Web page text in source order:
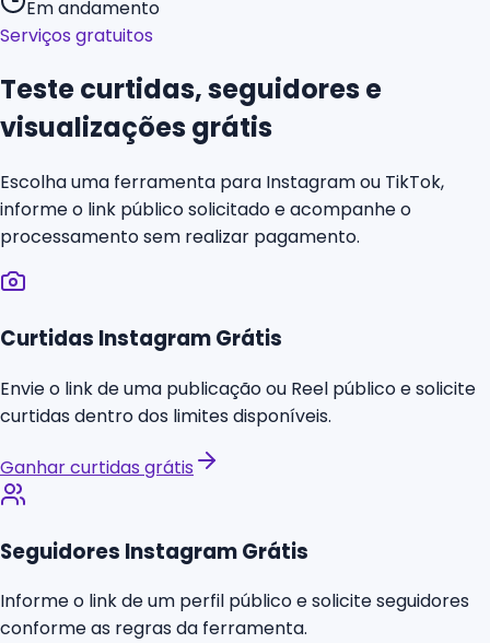
Em andamento
Serviços gratuitos
Teste curtidas, seguidores e
visualizações grátis
Escolha uma ferramenta para Instagram ou TikTok,
informe o link público solicitado e acompanhe o
processamento sem realizar pagamento.
Curtidas Instagram Grátis
Envie o link de uma publicação ou Reel público e solicite
curtidas dentro dos limites disponíveis.
Ganhar curtidas grátis
Seguidores Instagram Grátis
Informe o link de um perfil público e solicite seguidores
conforme as regras da ferramenta.